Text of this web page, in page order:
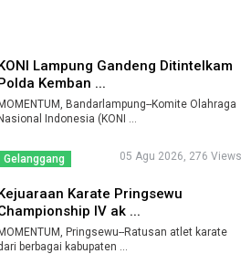
Lampung Gandeng Ditintelkam
Kemban ...
Bandarlampung--Komite Olahraga
Indonesia (KONI ...
Gelanggang 05 Agu 2026, 276 Views
Karate Pringsewu
IV ak ...
Pringsewu--Ratusan atlet karate
berbagai kabupaten ...